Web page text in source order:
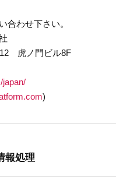
合わせ下さい。
12 虎ノ門ビル8F
japan/
)
報処理